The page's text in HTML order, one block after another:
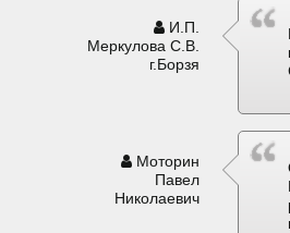
И.П.
Меркулова С.В.
г.Борзя
Моторин
Павел
Николаевич